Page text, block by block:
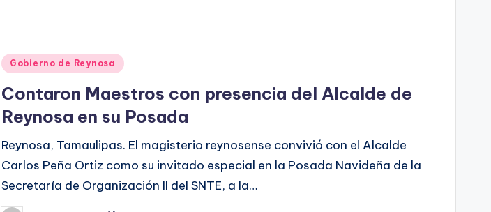
Publicado
Gobierno de Reynosa
Contaron Maestros con presencia del Alcalde de
Reynosa en su Posada
Reynosa, Tamaulipas. El magisterio reynosense convivió con el Alcalde
Carlos Peña Ortiz como su invitado especial en la Posada Navideña de la
Secretaría de Organización II del SNTE, a la…